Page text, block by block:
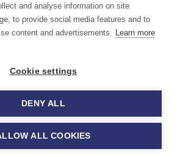
Apply for this job
– pilot, cabin crew, ground staff
Latest airline recruitment, industry
and analyse information on site
to provide social media features and to
content and advertisements. Learn more
Cookie settings
DENY ALL
ALL COOKIES